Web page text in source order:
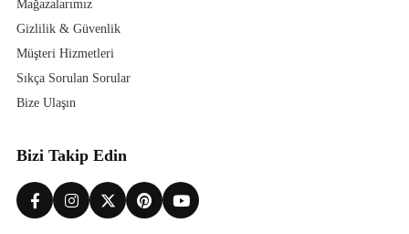
Mağazalarımız
Gizlilik & Güvenlik
Müşteri Hizmetleri
Sıkça Sorulan Sorular
Bize Ulaşın
Bizi Takip Edin